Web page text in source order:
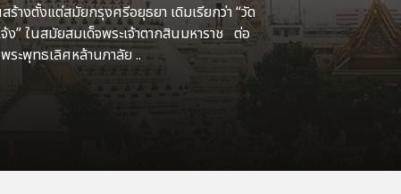
ร้างตั้งแต่สมัยกรุงศรีอยุธยา เดิมเรียกว่า “วัด
” ในสมัยสมเด็จพระเจ้าตากสินมหาราช ต่อ
ระพุทธเลิศหล้านภาลัย ..